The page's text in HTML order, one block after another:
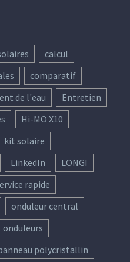
calcul
comparatif
de l'eau
Entretien
Hi-MO X10
kit solaire
LinkedIn
LONGI
rapide
onduleur central
onduleurs
polycristallin